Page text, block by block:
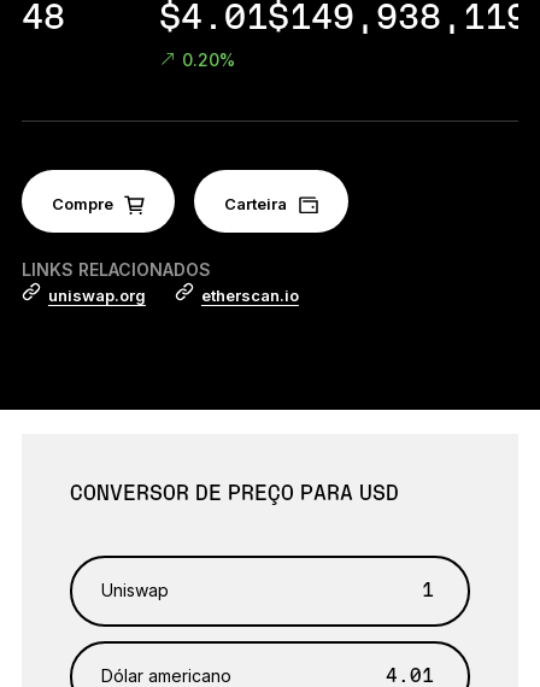
Acessórios
Soluções de Recuperação
Compare os autenticadores
48 $4.01
0.20%
$149,938,119
LINKS RELACIONADOS
uniswap.org etherscan.io
Compre Carteira
CONVERSOR DE PREÇO PARA USD
Uniswap
Dólar americano